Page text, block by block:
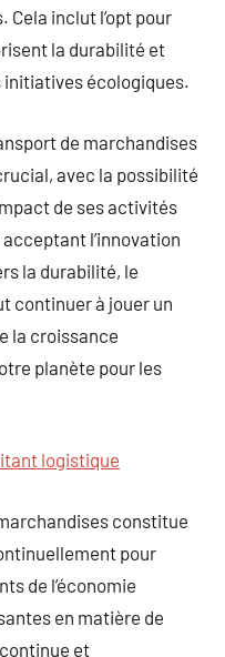
Cela inclut l’opt pour
la durabilité et
initiatives écologiques.
de marchandises
avec la possibilité
de ses activités
l’innovation
la durabilité, le
continuer à jouer un
la croissance
planète pour les
logistique
constitue
pour
de l’économie
en matière de
et